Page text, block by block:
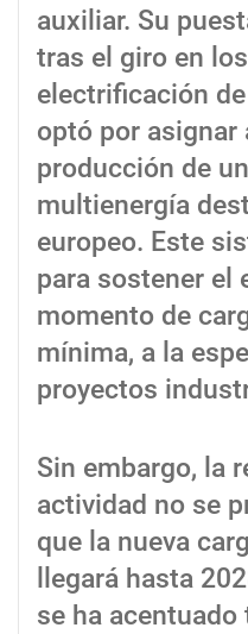
auxiliar. Su
tras el giro en
electrificación
optó por asignar
producción de
multienergía
europeo. Este
para sostener el
momento de
mínima, a la
proyectos
Sin embargo, la
actividad no se
que la nueva
llegará hasta
se ha